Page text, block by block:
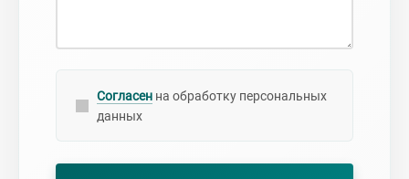
Согласен на обработку персональных
данных